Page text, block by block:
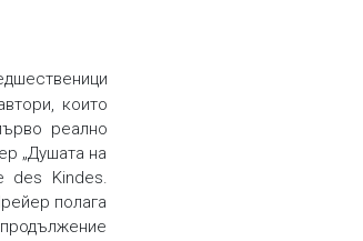
които
реално
„Душата на
des Kindes.
полага